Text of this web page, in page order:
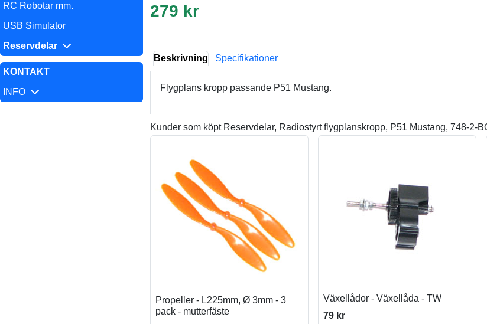
RC Robotar mm.
USB Simulator
Reservdelar
KONTAKT
INFO
279 kr
Beskrivning Specifikationer
Flygplans kropp passande P51 Mustang.
Kunder som köpt Reservdelar, Radiostyrt flygplanskropp, P51 Mustang, 748-2-
Propeller - L225mm, Ø 3mm - 3
pack - mutterfäste
Växellådor - Växellåda - TW
79 kr